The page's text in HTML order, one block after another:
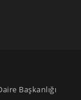
Başkanlığı